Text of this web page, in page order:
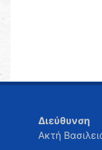
Διεύθυνση
Ακτή